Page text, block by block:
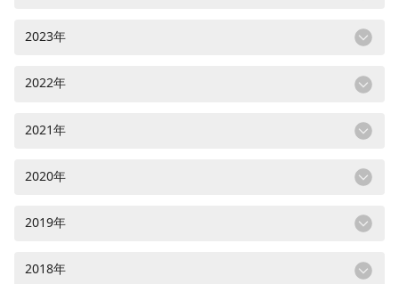
2023年
2022年
2021年
2020年
2019年
2018年